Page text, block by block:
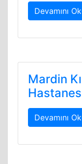
Devamını
Mardin
Devamını